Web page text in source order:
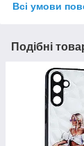
Всі умови
Подібні